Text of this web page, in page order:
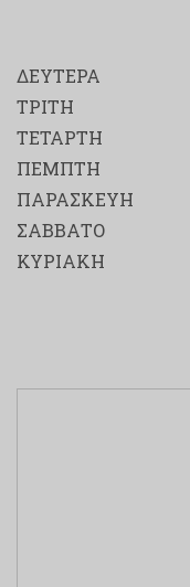
ΔΕΥΤΕΡΑ
ΤΡΙΤΗ
ΤΕΤΑΡΤΗ
ΠΕΜΠΤΗ
ΠΑΡΑΣΚΕΥΗ
ΣΑΒΒΑΤΟ
ΚΥΡΙΑΚΗ